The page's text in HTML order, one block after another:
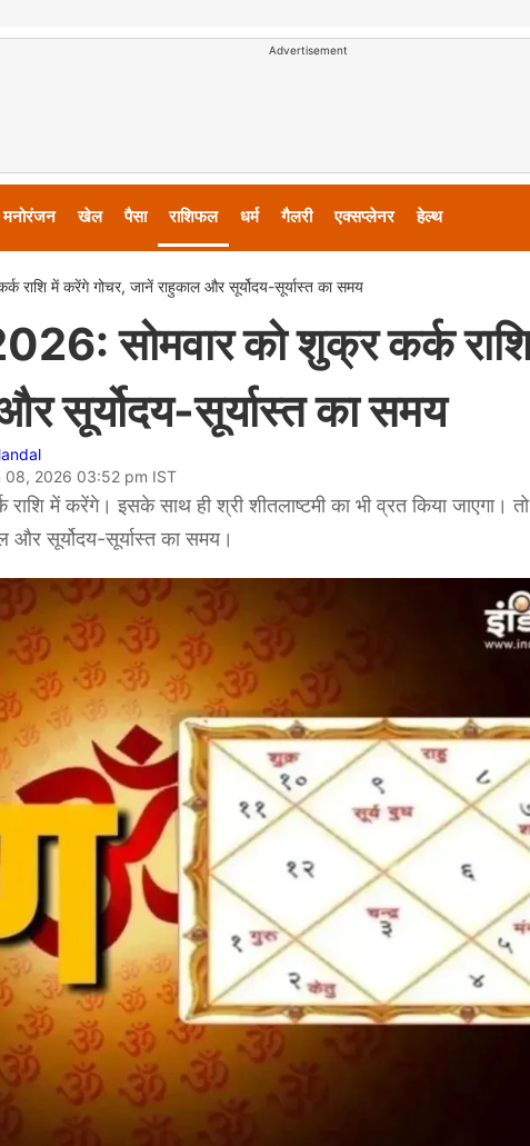
Advertisement
मनोरंजन खेल पैसा राशिफल धर्म गैलरी एक्सप्लेनर हेल्थ
में करेंगे गोचर, जानें राहुकाल और सूर्योदय-सूर्यास्त का समय
सोमवार को शुक्र कर्क
सूर्योदय-सूर्यास्त का समय
08, 2026 03:52 pm IST
में करेंगे। इसके साथ ही श्री शीतलाष्टमी का भी व्रत किया जाएगा।
और सूर्योदय-सूर्यास्त का समय।